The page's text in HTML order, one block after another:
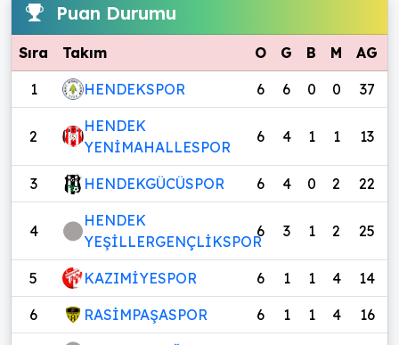
Puan Durumu
Sıra Takım O G B M AG
1 HENDEKSPOR 6 6 0 0 37
2
HENDEK
YENİMAHALLESPOR
6 4 1 1 13
3 HENDEKGÜCÜSPOR 6 4 0 2 22
4
HENDEK
YEŞİLLERGENÇLİKSPOR
6 3 1 2 25
5 KAZIMİYESPOR 6 1 1 4 14
6 RASİMPAŞASPOR 6 1 1 4 16